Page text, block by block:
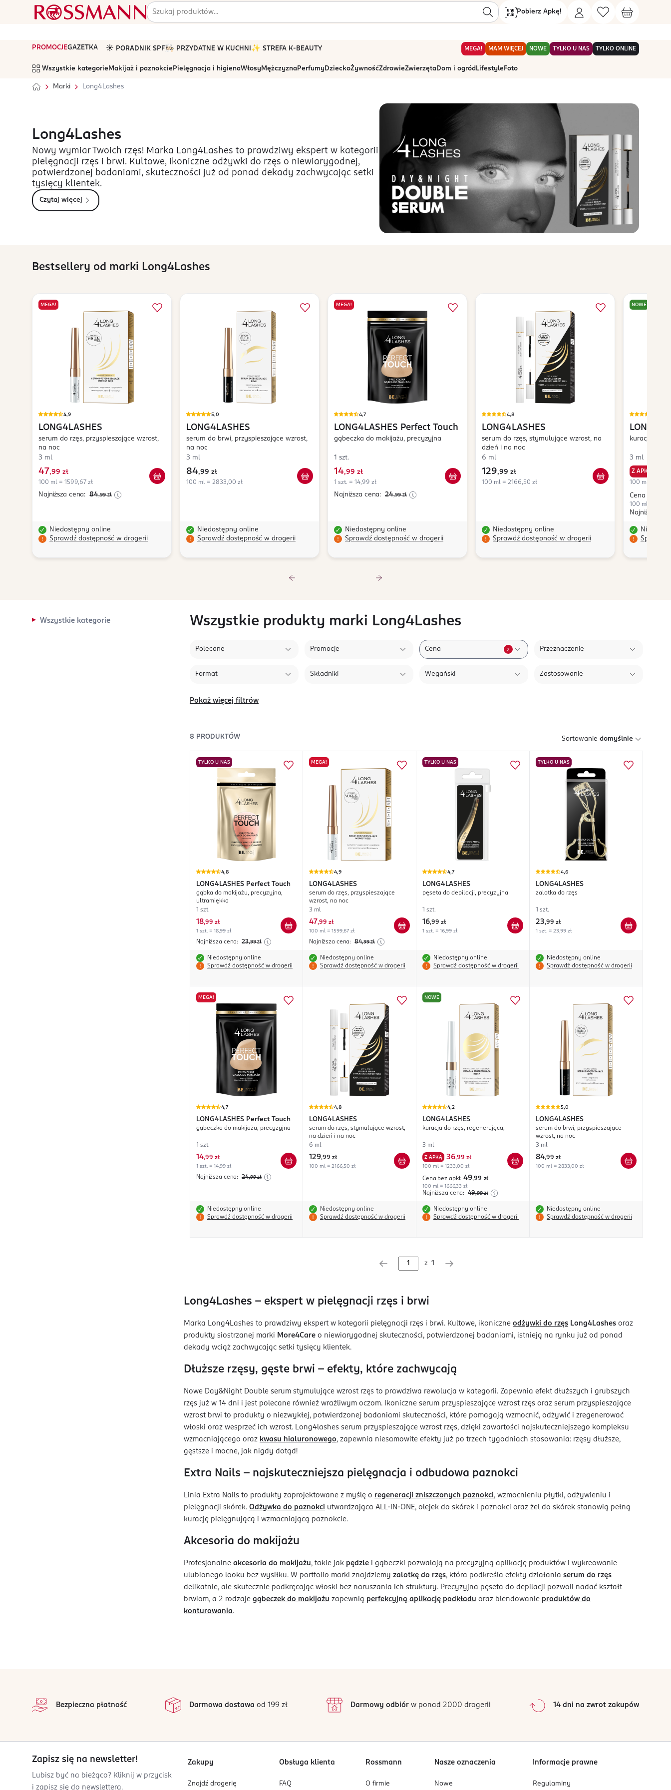
Pobierz Apkę!
PROMOCJEGAZETKA ☀️ PORADNIK SPF🧑🏻‍🍳 PRZYDATNE W KUCHNI ✨ STREFA K-BEAUTY MEGA! MAM WIĘCEJ NOWE TYLKO U NAS TYLKO ONLINE
Wszystkie kategorie Makijaż i paznokcie Pielęgnacja i higienaWłosyMężczyznaPerfumyDzieckoŻywnośćZdrowieZwierzętaDom i ogród Lifestyle Foto
Marki Long4Lashes
Long4Lashes
Nowy wymiar Twoich rzęs! Marka Long4Lashes to prawdziwy ekspert w kategorii
pielęgnacji rzęs i brwi. Kultowe, ikoniczne odżywki do rzęs o niewiarygodnej,
potwierdzonej badaniami, skuteczności już od ponad dekady zachwycając setki
tysięcy klientek.
Czytaj więcej
Bestsellery od marki Long4Lashes
MEGA!
4,9
LONG4LASHES
serum do rzęs, przyspieszające wzrost,
na noc
3 ml
47,99 zł
100 ml = 1599,67 zł
Najniższa cena: 84,99 zł
Niedostępny online
Sprawdź dostępność w drogerii
5,0
LONG4LASHES
serum do brwi, przyspieszające wzrost,
na noc
3 ml
84,99 zł
100 ml = 2833,00 zł
Niedostępny online
Sprawdź dostępność w drogerii
MEGA!
4,7
LONG4LASHES Perfect Touch
gąbeczka do makijażu, precyzyjna
1 szt.
14,99 zł
1 szt. = 14,99 zł
Najniższa cena: 24,99 zł
Niedostępny online
Sprawdź dostępność w drogerii
4,8
LONG4LASHES
serum do rzęs, stymulujące wzrost, na
dzień i na noc
6 ml
129,99 zł
100 ml = 2166,50 zł
Niedostępny online
Sprawdź dostępność w drogerii
NOWE
kuracja do
3 ml
Z APKĄ
100 ml =
Cena bez
100 ml =
Najniższa
Sprawdź
Wszystkie kategorie Wszystkie produkty marki Long4Lashes
Polecane Promocje Cena 2 Przeznaczenie
Format Składniki Wegański Zastosowanie
Pokaż więcej filtrów
8 PRODUKTÓW Sortowanie domyślnie
TYLKO U NAS
4,8
LONG4LASHES Perfect Touch
gąbka do makijażu, precyzyjna,
ultramiękka
1 szt.
18,99 zł
1 szt. = 18,99 zł
Najniższa cena: 23,99 zł
Niedostępny online
Sprawdź dostępność w drogerii
MEGA!
4,9
LONG4LASHES
serum do rzęs, przyspieszające
wzrost, na noc
3 ml
47,99 zł
100 ml = 1599,67 zł
Najniższa cena: 84,99 zł
Niedostępny online
Sprawdź dostępność w drogerii
TYLKO U NAS
4,7
LONG4LASHES
pęseta do depilacji, precyzyjna
1 szt.
16,99 zł
1 szt. = 16,99 zł
Niedostępny online
Sprawdź dostępność w drogerii
TYLKO U NAS
4,6
LONG4LASHES
zalotka do rzęs
1 szt.
23,99 zł
1 szt. = 23,99 zł
Niedostępny online
Sprawdź dostępność w drogerii
MEGA!
4,7
LONG4LASHES Perfect Touch
gąbeczka do makijażu, precyzyjna
1 szt.
14,99 zł
1 szt. = 14,99 zł
Najniższa cena: 24,99 zł
Niedostępny online
Sprawdź dostępność w drogerii
4,8
LONG4LASHES
serum do rzęs, stymulujące wzrost,
na dzień i na noc
6 ml
129,99 zł
100 ml = 2166,50 zł
Niedostępny online
Sprawdź dostępność w drogerii
NOWE
4,2
LONG4LASHES
kuracja do rzęs, regenerująca,
3 ml
Z APKĄ 36,99 zł
100 ml = 1233,00 zł
Cena bez apki: 49,99 zł
100 ml = 1666,33 zł
Najniższa cena: 49,99 zł
Niedostępny online
Sprawdź dostępność w drogerii
5,0
LONG4LASHES
serum do brwi, przyspieszające
wzrost, na noc
3 ml
84,99 zł
100 ml = 2833,00 zł
Niedostępny online
Sprawdź dostępność w drogerii
z 1
Long4Lashes - ekspert w pielęgnacji rzęs i brwi
Marka Long4Lashes to prawdziwy ekspert w kategorii pielęgnacji rzęs i brwi. Kultowe, ikoniczne odżywki do rzęs Long4Lashes oraz
produkty siostrzanej marki More4Care o niewiarygodnej skuteczności, potwierdzonej badaniami, istnieją na rynku już od ponad
dekady wciąż zachwycając setki tysięcy klientek.
Dłuższe rzęsy, gęste brwi - efekty, które zachwycają
Nowe Day&Night Double serum stymulujące wzrost rzęs to prawdziwa rewolucja w kategorii. Zapewnia efekt dłuższych i grubszych
rzęs już w 14 dni i jest polecane również wrażliwym oczom. Ikoniczne serum przyspieszające wzrost rzęs oraz serum przyspieszające
wzrost brwi to produkty o niezwykłej, potwierdzonej badaniami skuteczności, które pomagają wzmocnić, odżywić i zregenerować
włoski oraz wesprzeć ich wzrost. Long4lashes serum przyspieszające wzrost rzęs, dzięki zawartości najskuteczniejszego kompleksu
wzmacniającego oraz kwasu hialuronowego, zapewnia niesamowite efekty już po trzech tygodniach stosowania: rzęsy dłuższe,
gęstsze i mocne, jak nigdy dotąd!
Extra Nails - najskuteczniejsza pielęgnacja i odbudowa paznokci
Linia Extra Nails to produkty zaprojektowane z myślę o regeneracji zniszczonych paznokci, wzmocnieniu płytki, odżywieniu i
pielęgnacji skórek. Odżywka do paznokci utwardzająca ALL-IN-ONE, olejek do skórek i paznokci oraz żel do skórek stanowią pełną
kurację pielęgnującą i wzmacniającą paznokcie.
Akcesoria do makijażu
Profesjonalne akcesoria do makijażu, takie jak pędzle i gąbeczki pozwalają na precyzyjną aplikację produktów i wykreowanie
ulubionego looku bez wysiłku. W portfolio marki znajdziemy zalotkę do rzęs, która podkreśla efekty działania serum do rzęs
delikatnie, ale skutecznie podkręcając włoski bez naruszania ich struktury. Precyzyjna pęseta do depilacji pozwoli nadać kształt
brwiom, a 2 rodzaje gąbeczek do makijażu zapewnią perfekcyjną aplikację podkładu oraz blendowanie produktów do
konturowania.
Bezpieczna płatność Darmowa dostawa od 199 zł Darmowy odbiórw ponad 2000 drogerii 14 dni na zwrot zakupów
Zapisz się na newsletter!
Lubisz być na bieżąco? Kliknij w przycisk
i zapisz się do newslettera.
Zakupy
Znajdź drogerię
Obsługa klienta
FAQ
Rossmann
O firmie
Nasze oznaczenia
Nowe
Informacje prawne
Regulaminy